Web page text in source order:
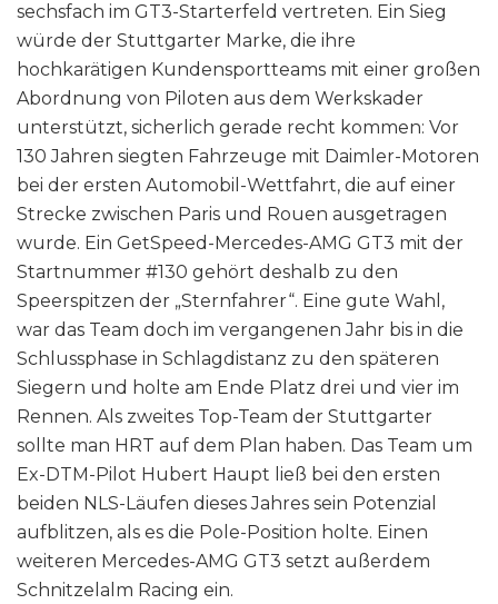
sechsfach im GT3-Starterfeld vertreten. Ein Sieg
würde der Stuttgarter Marke, die ihre
hochkarätigen Kundensportteams mit einer großen
Abordnung von Piloten aus dem Werkskader
unterstützt, sicherlich gerade recht kommen: Vor
130 Jahren siegten Fahrzeuge mit Daimler-Motoren
bei der ersten Automobil-Wettfahrt, die auf einer
Strecke zwischen Paris und Rouen ausgetragen
wurde. Ein GetSpeed-Mercedes-AMG GT3 mit der
Startnummer #130 gehört deshalb zu den
Speerspitzen der „Sternfahrer“. Eine gute Wahl,
war das Team doch im vergangenen Jahr bis in die
Schlussphase in Schlagdistanz zu den späteren
Siegern und holte am Ende Platz drei und vier im
Rennen. Als zweites Top-Team der Stuttgarter
sollte man HRT auf dem Plan haben. Das Team um
Ex-DTM-Pilot Hubert Haupt ließ bei den ersten
beiden NLS-Läufen dieses Jahres sein Potenzial
aufblitzen, als es die Pole-Position holte. Einen
weiteren Mercedes-AMG GT3 setzt außerdem
Schnitzelalm Racing ein.